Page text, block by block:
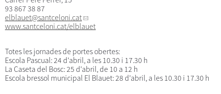
93 867 38 87
elblauet@santceloni.cat
www.santceloni.cat/elblauet
Totes les jornades de portes obertes:
Escola Pascual: 24 d'abril, a les 10.30 i 17.30 h
La Caseta del Bosc: 25 d'abril, de 10 a 12 h
Escola bressol municipal El Blauet: 28 d'abril, a les 10.30 i 17.30 h